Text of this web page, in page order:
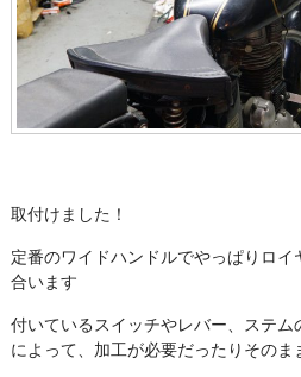
取付けました！
定番のワイドハンドルでやっぱりロ
合います
付いているスイッチやレバー、ステ
によって、加工が必要だったりそのま